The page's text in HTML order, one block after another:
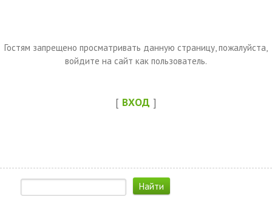
Гостям запрещено просматривать данную страницу, пожалуйста,
войдите на сайт как пользователь.
[ ВХОД ]